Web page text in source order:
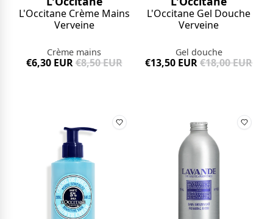
L'Occitane Crème Mains
Verveine
Crème mains
€6,30 EUR€8,50 EUR
L'Occitane Gel Douche
Verveine
Gel douche
€13,50 EUR€18,00 EUR